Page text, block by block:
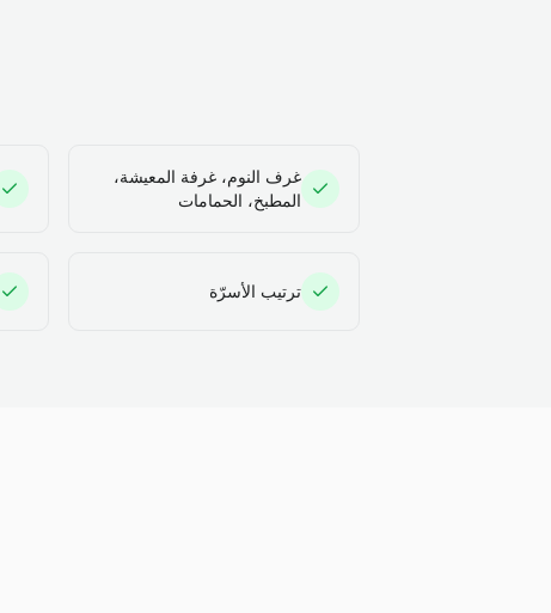
غرف النوم، غرفة المعيشة،
المطبخ، الحمامات
ترتيب الأسرّة